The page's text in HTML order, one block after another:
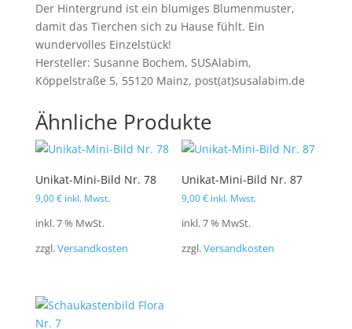
Der Hintergrund ist ein blumiges Blumenmuster,
damit das Tierchen sich zu Hause fühlt. Ein
wundervolles Einzelstück!
Hersteller: Susanne Bochem, SUSAlabim,
Köppelstraße 5, 55120 Mainz, post(at)susalabim.de
Ähnliche Produkte
Unikat-Mini-Bild Nr. 78
9,00€ inkl. Mwst.
inkl. 7 % MwSt.
zzgl.Versandkosten
Unikat-Mini-Bild Nr. 87
9,00€ inkl. Mwst.
inkl. 7 % MwSt.
zzgl.Versandkosten